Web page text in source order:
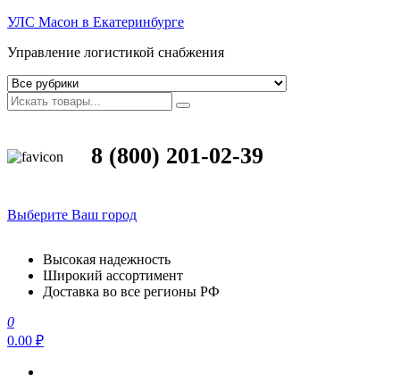
УЛС Масон в Екатеринбурге
Управление логистикой снабжения
8 (800) 201-02-39
Выберите Ваш город
Высокая надежность
Широкий ассортимент
Доставка во все регионы РФ
0
0.00 ₽